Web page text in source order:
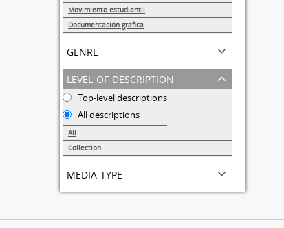
Movimiento estudiantil
Documentación gráfica
genre
level of description
Top-level descriptions
All descriptions
All
Collection
media type